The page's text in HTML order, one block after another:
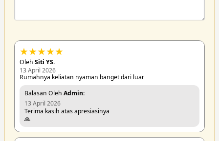
★★★★★
Oleh Siti YS.
13 April 2026
Rumahnya keliatan nyaman banget dari luar
Balasan Oleh Admin:
13 April 2026
Terima kasih atas apresiasinya
🙏